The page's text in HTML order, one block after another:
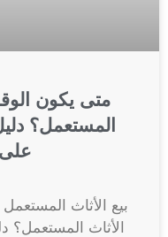
متى يكون
المستعمل؟
بيع الأثاث
الأثاث